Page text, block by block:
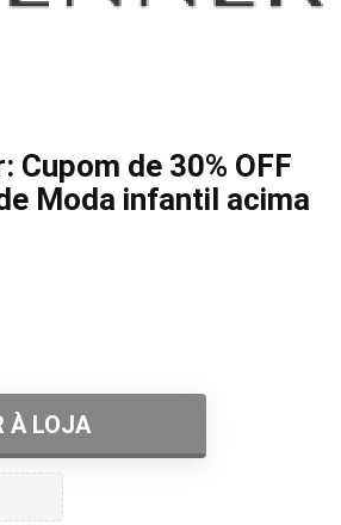
Cupom de 30% OFF
Moda infantil acima
À LOJA